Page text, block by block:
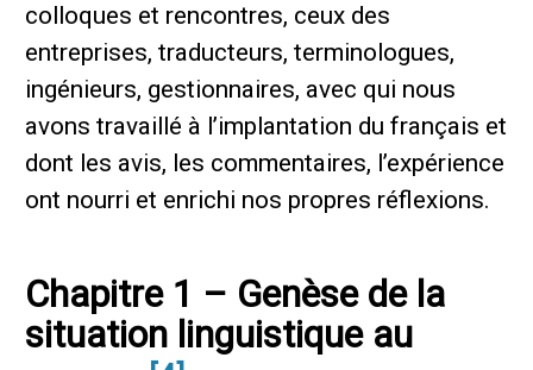
colloques et rencontres, ceux des
entreprises, traducteurs, terminologues,
ingénieurs, gestionnaires, avec qui nous
avons travaillé à l’implantation du français et
dont les avis, les commentaires, l’expérience
ont nourri et enrichi nos propres réflexions.
Chapitre 1 – Genèse de la
situation linguistique au